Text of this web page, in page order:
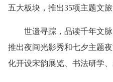
五大板块，推出35项主题文
世遗寻踪，品读千年文脉
推出夜间光影秀和七夕主题
化开设宋韵展览、书法研学、